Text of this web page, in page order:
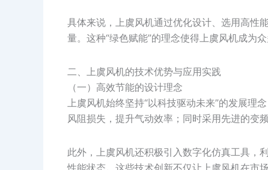
具体来说，上虞风机通过优化设计、选用高性
量。这种“绿色赋能”的理念使得上虞风机成为
二、上虞风机的技术优势与应用实践
（一）高效节能的设计理念
上虞风机始终坚持“以科技驱动未来”的发展
风阻损失，提升气动效率；同时采用先进的变
此外，上虞风机还积极引入数字化仿真工具，
性能状态。这些技术创新不仅让上虞风机在市